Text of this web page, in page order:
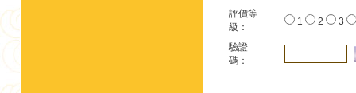
評價等
級：
1 2 3
驗證
碼：